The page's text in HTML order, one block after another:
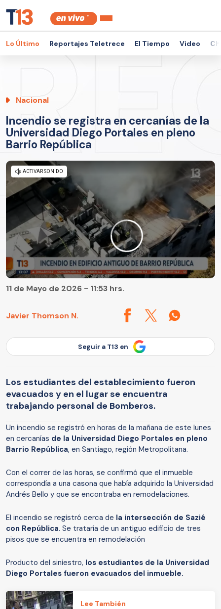
Lo Último Reportajes Teletrece El Tiempo Video
Nacional
Incendio se registra en cercanías de la
Universidad Diego Portales en pleno
Barrio República
Javier Thomson N.
11 de Mayo de 2026 - 11:53 hrs.
Seguir a T13 en
Los estudiantes del establecimiento fueron
evacuados y en el lugar se encuentra
trabajando personal de Bomberos.
Un incendio se registró en horas de la mañana de este lunes
en cercanías de la Universidad Diego Portales en pleno
Barrio República, en Santiago, región Metropolitana.
Con el correr de las horas, se confirmó que el inmueble
correspondía a una casona que había adquirido la Universidad
Andrés Bello y que se encontraba en remodelaciones.
El incendio se registró cerca de la intersección de Sazié
con República. Se trataría de un antiguo edificio de tres
pisos que se encuentra en remodelación
Producto del siniestro, los estudiantes de la Universidad
Diego Portales fueron evacuados del inmueble.
Lee También